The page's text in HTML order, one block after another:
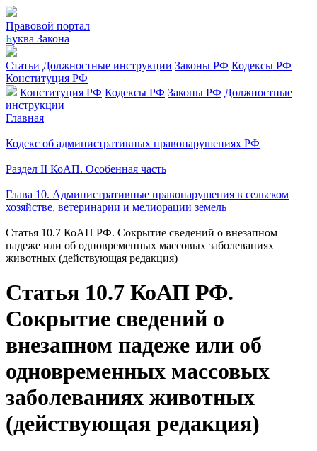
Правовой портал
Буква Закона
Статьи Должностные инструкции Законы РФ Кодексы РФ
Конституция РФ
Конституция РФ Кодексы РФ Законы РФ Должностные
инструкции
Главная
Кодекс об административных правонарушениях РФ
Раздел II КоАП. Особенная часть
Глава 10. Административные правонарушения в сельском
хозяйстве, ветеринарии и мелиорации земель
Статья 10.7 КоАП РФ. Сокрытие сведений о внезапном
падеже или об одновременных массовых заболеваниях
животных (действующая редакция)
Статья 10.7 КоАП РФ.
Сокрытие сведений о
внезапном падеже или об
одновременных массовых
заболеваниях животных
(действующая редакция)